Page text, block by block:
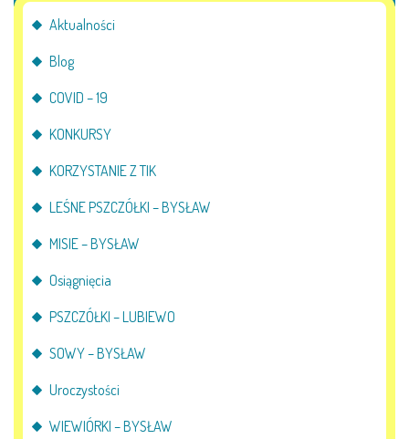
Aktualności
Blog
COVID – 19
KONKURSY
KORZYSTANIE Z TIK
LEŚNE PSZCZÓŁKI – BYSŁAW
MISIE – BYSŁAW
Osiągnięcia
PSZCZÓŁKI – LUBIEWO
SOWY – BYSŁAW
Uroczystości
WIEWIÓRKI – BYSŁAW